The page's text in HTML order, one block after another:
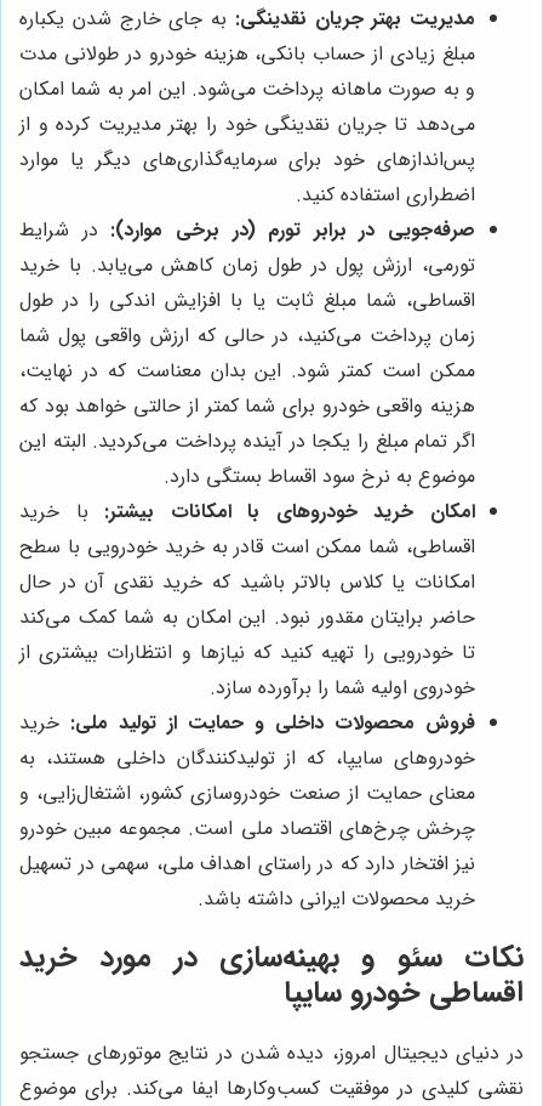
مدیریت بهتر جریان نقدینگی: به جای خارج شدن یکباره
مبلغ زیادی از حساب بانکی، هزینه خودرو در طولانی مدت
و به صورت ماهانه پرداخت می‌شود. این امر به شما امکان
می‌دهد تا جریان نقدینگی خود را بهتر مدیریت کرده و از
پس‌اندازهای خود برای سرمایه‌گذاری‌های دیگر یا موارد
اضطراری استفاده کنید.
صرفه‌جویی در برابر تورم (در برخی موارد): در شرایط
تورمی، ارزش پول در طول زمان کاهش می‌یابد. با خرید
اقساطی، شما مبلغ ثابت یا با افزایش اندکی را در طول
زمان پرداخت می‌کنید، در حالی که ارزش واقعی پول شما
ممکن است کمتر شود. این بدان معناست که در نهایت،
هزینه واقعی خودرو برای شما کمتر از حالتی خواهد بود که
اگر تمام مبلغ را یکجا در آینده پرداخت می‌کردید. البته این
موضوع به نرخ سود اقساط بستگی دارد.
امکان خرید خودروهای با امکانات بیشتر: با خرید
اقساطی، شما ممکن است قادر به خرید خودرویی با سطح
امکانات یا کلاس بالاتر باشید که خرید نقدی آن در حال
حاضر برایتان مقدور نبود. این امکان به شما کمک می‌کند
تا خودرویی را تهیه کنید که نیازها و انتظارات بیشتری از
خودروی اولیه شما را برآورده سازد.
فروش محصولات داخلی و حمایت از تولید ملی: خرید
خودروهای سایپا، که از تولیدکنندگان داخلی هستند، به
معنای حمایت از صنعت خودروسازی کشور، اشتغال‌زایی، و
چرخش چرخ‌های اقتصاد ملی است. مجموعه مبین خودرو
نیز افتخار دارد که در راستای اهداف ملی، سهمی در تسهیل
خرید محصولات ایرانی داشته باشد.
نکات سئو و بهینه‌سازی در مورد خرید
اقساطی خودرو سایپا
در دنیای دیجیتال امروز، دیده شدن در نتایج موتورهای جستجو
نقشی کلیدی در موفقیت کسب‌وکارها ایفا می‌کند. برای موضوع